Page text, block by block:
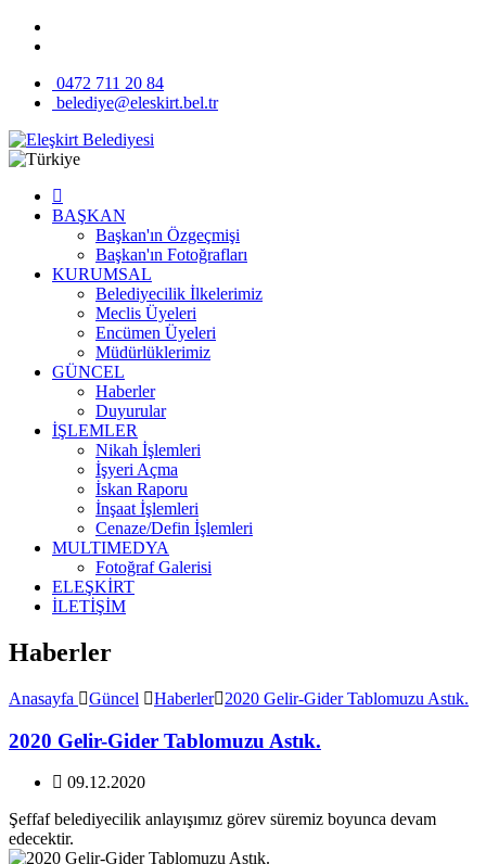
0472 711 20 84
belediye@eleskirt.bel.tr
BAŞKAN
Başkan'ın Özgeçmişi
Başkan'ın Fotoğrafları
KURUMSAL
Belediyecilik İlkelerimiz
Meclis Üyeleri
Encümen Üyeleri
Müdürlüklerimiz
GÜNCEL
Haberler
Duyurular
İŞLEMLER
Nikah İşlemleri
İşyeri Açma
İskan Raporu
İnşaat İşlemleri
Cenaze/Defin İşlemleri
MULTIMEDYA
Fotoğraf Galerisi
ELEŞKİRT
İLETİŞİM
Haberler
Anasayfa Güncel Haberler 2020 Gelir-Gider Tablomuzu Astık.
2020 Gelir-Gider Tablomuzu Astık.
09.12.2020
Şeffaf belediyecilik anlayışımız görev süremiz boyunca devam
edecektir.